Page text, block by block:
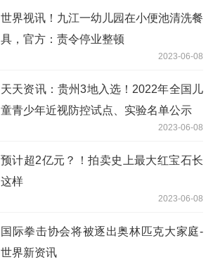
世界视讯！九江一幼儿园在小便池清洗餐
具，官方：责令停业整顿
2023-06-08
天天资讯：贵州3地入选！2022年全国儿
童青少年近视防控试点、实验名单公示
2023-06-08
预计超2亿元？！拍卖史上最大红宝石长
这样
2023-06-08
国际拳击协会将被逐出奥林匹克大家庭-
世界新资讯